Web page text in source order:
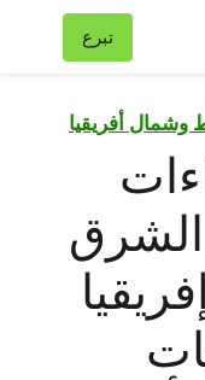
تبرع
وشمال أفريقيا